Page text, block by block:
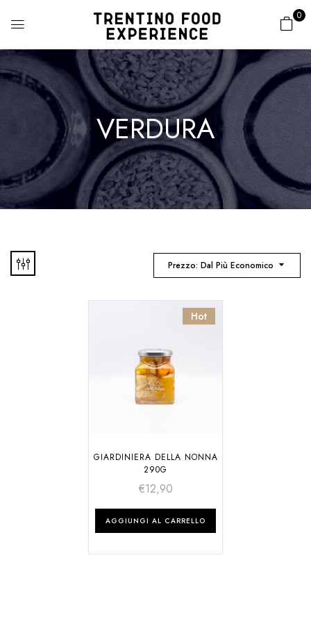
0
VERDURA
Prezzo: Dal Più Economico
Hot
GIARDINIERA DELLA NONNA
290G
€12,90
AGGIUNGI AL CARRELLO